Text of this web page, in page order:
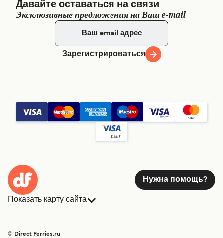
Давайте оставаться на связи
Эксклюзивные предложения на Ваш e-mail
Зарегистрироваться
Нужна помощь?
Показать карту сайта
Страны
© Direct Ferries.ru